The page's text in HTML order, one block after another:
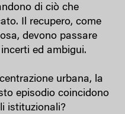
di ciò che
Il recupero, come
devono passare
ed ambigui.
urbana, la
episodio coincidono
istituzionali?